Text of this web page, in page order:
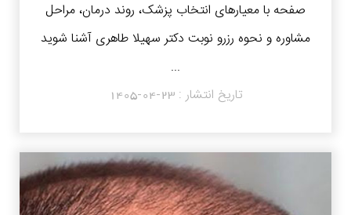
صفحه با معیارهای انتخاب پزشک، روند درمان، مراحل
مشاوره و نحوه رزرو نوبت دکتر سهیلا طاهری آشنا شوید
...
تاریخ انتشار :1405-04-23